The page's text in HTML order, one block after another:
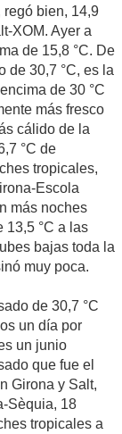
bien, 14,9
XOM. Ayer a
de 15,8 °C. De
de 30,7 °C, es la
de 30 °C
más fresco
cálido de la
°C de
tropicales,
Escola
más noches
13,5 °C a las
bajas toda la
muy poca.
de 30,7 °C
un día por
un junio
que fue el
Girona y Salt,
Sèquia, 18
tropicales a